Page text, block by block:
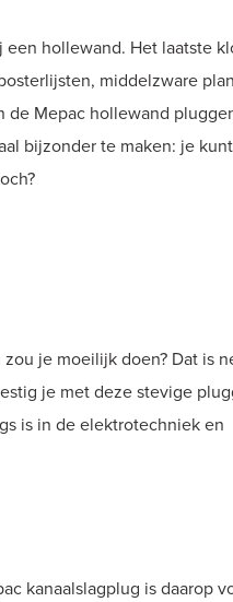
hollewand. Het laatste
middelzware
de Mepac hollewand
bijzonder te maken: je
je moeilijk doen? Dat is
je met deze stevige
is in de elektrotechniek en
kanaalslagplug is daarop